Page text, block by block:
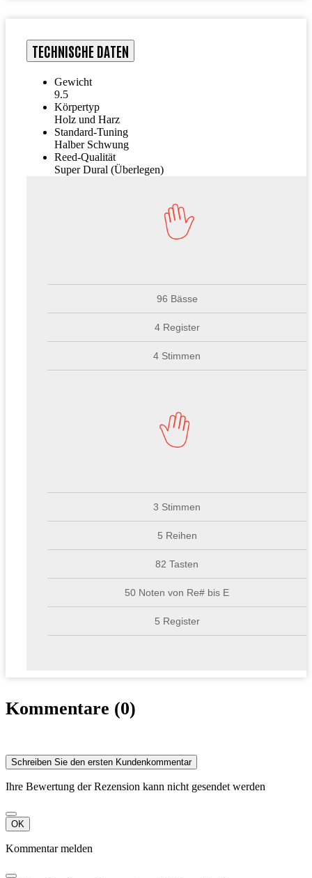
TECHNISCHE DATEN
Gewicht
9.5
Körpertyp
Holz und Harz
Standard-Tuning
Halber Schwung
Reed-Qualität
Super Dural (Überlegen)
96 Bässe
4 Register
4 Stimmen
3 Stimmen
5 Reihen
82 Tasten
50 Noten von Re# bis E
5 Register
Kommentare (0)
Schreiben Sie den ersten Kundenkommentar
Ihre Bewertung der Rezension kann nicht gesendet werden
OK
Kommentar melden